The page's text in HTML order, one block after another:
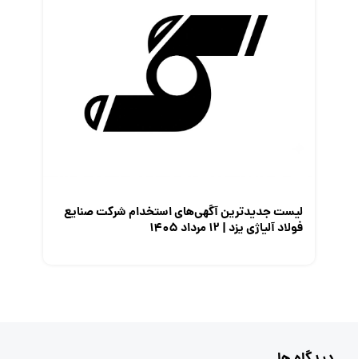
لیست جدیدترین آگهی‌های استخدام شرکت صنایع
فولاد آلیاژی یزد | ۱۲ مرداد ۱۴۰۵